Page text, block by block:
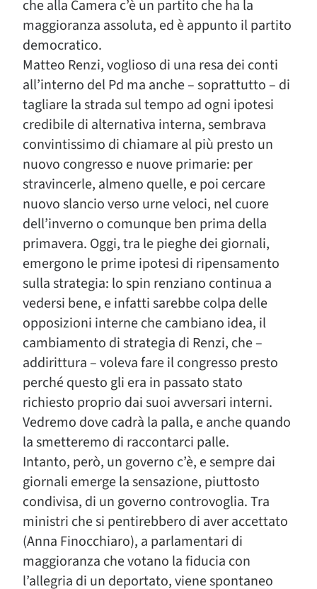
che alla Camera c’è un partito che ha la
maggioranza assoluta, ed è appunto il partito
democratico.
Matteo Renzi, voglioso di una resa dei conti
all’interno del Pd ma anche – soprattutto – di
tagliare la strada sul tempo ad ogni ipotesi
credibile di alternativa interna, sembrava
convintissimo di chiamare al più presto un
nuovo congresso e nuove primarie: per
stravincerle, almeno quelle, e poi cercare
nuovo slancio verso urne veloci, nel cuore
dell’inverno o comunque ben prima della
primavera. Oggi, tra le pieghe dei giornali,
emergono le prime ipotesi di ripensamento
sulla strategia: lo spin renziano continua a
vedersi bene, e infatti sarebbe colpa delle
opposizioni interne che cambiano idea, il
cambiamento di strategia di Renzi, che –
addirittura – voleva fare il congresso presto
perché questo gli era in passato stato
richiesto proprio dai suoi avversari interni.
Vedremo dove cadrà la palla, e anche quando
la smetteremo di raccontarci palle.
Intanto, però, un governo c’è, e sempre dai
giornali emerge la sensazione, piuttosto
condivisa, di un governo controvoglia. Tra
ministri che si pentirebbero di aver accettato
(Anna Finocchiaro), a parlamentari di
maggioranza che votano la fiducia con
l’allegria di un deportato, viene spontaneo